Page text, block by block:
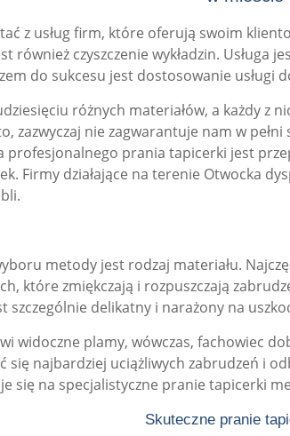
z usług firm, które oferują swoim
również czyszczenie wykładzin.
do sukcesu jest dostosowanie usługi
różnych materiałów, a każdy
zazwyczaj nie zagwarantuje nam w
profesjonalnego prania tapicerki jest
Firmy działające na terenie Otwocka
metody jest rodzaj materiału.
które zmiękczają i rozpuszczają
szczególnie delikatny i narażony na
widoczne plamy, wówczas,
się najbardziej uciążliwych zabrudzeń i
się na specjalistyczne pranie tapicerki
Skuteczne pranie